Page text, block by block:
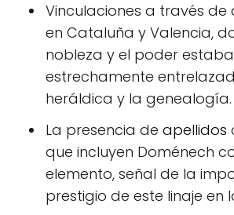
Vinculaciones a través de
en Cataluña y Valencia,
nobleza y el poder
estrechamente
heráldica y la genealogía.
La presencia de apellidos
que incluyen Doménech
elemento, señal de la
prestigio de este linaje en